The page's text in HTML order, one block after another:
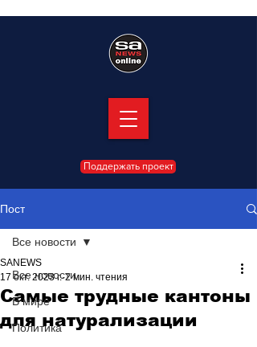
Поддержать проект
Пост
Все новости
В мире
Политика
Все новости
Самые трудные кантоны
для натурализации
SANEWS
17 окт. 2023 г. 2 мин. чтения